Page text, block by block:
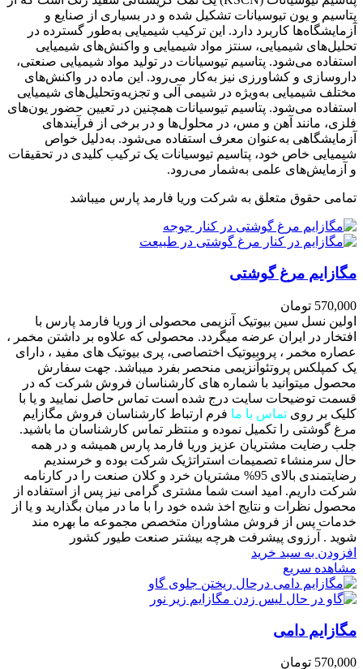
پتاسیم و یون تیوسیانات تشکیل شده و در بسیاری از صنایع و
آزمایشگاه‌ها کاربرد دارد. این ترکیب شیمیایی به‌طور گسترده در
تحلیل‌های شیمیایی، سنتز مواد شیمیایی و واکنش‌های شیمیایی
استفاده می‌شود. پتاسیم تیوسیانات در تولید مواد شیمیایی صنعتی،
داروسازی و کشاورزی نیز به‌کار می‌رود. این ماده در واکنش‌های
مختلف شیمیایی به‌ویژه در شیمی آلی و تجزیه‌وتحلیل‌های شیمیایی
استفاده می‌شود. پتاسیم تیوسیانات همچنین در تعیین حضور یون‌های
فلزی، مانند آهن و مس، در محلول‌ها و در برخی از فرآیندهای
آزمایشگاهی به‌عنوان معرف استفاده می‌شود. به‌دلیل خواص
شیمیایی خاص خود، پتاسیم تیوسیانات یک ترکیب کلیدی در تحقیقات
و آزمایش‌های علمی به‌شمار می‌رود.
تمامی حقوق متعلق به شرکت وریا فارمد پارس میباشد
مگازایم مرغ گوشتی
570,000 تومان
اولین نسل سین بیوتیک آنزیمی محصولی از وریا فارمد پارس با
افتخار در ایران عرضه میگردد. محصولی که علاوه بر داشتن مخمر ،
عصاره مخمر ، پروبیوتیک اختصاصی، پری بیوتیک های مفید ، دارای
یک کمپلکس پروتئوآنزیمی منحصر بفرد میباشد. جهت سفارش
محصول میتوانید با شماره های کارشناسان فروش شرکت که در
قسمت توضیحات سایت درج شده است تماس حاصل نمایید و یا با
کلیک بر روی تماس با ما فرم ارتباط کارشناسان فروش مگازایم
مرغ گوشتی را تکمیل نموده و منتظر تماس کارشناسان ما باشید.
جلب رضایت مشتریان عزیز وریا فارمد پارس همیشه و در همه
حال سرمنشاء تصمیمات استراتژیک شرکت بوده و خرسندیم
رضایتمندی بالای 95% مشتریان خرد و کلان صنعت را در کارنامه
شرکت داریم. امید است شما مشتری گرامی نیز پس از استفاده از
محصول نظرات و نتایج اخذ شده خود را با ما در میان بگذارید و یا از
خدمات پس از فروش مشاوران متخصص مجموعه ما بهره مند
شوید . آرزوی پیشرفت هرچه بیشتر صنعت طیور کشور
افزودن به سبد خرید
مشاهده سریع
مگازایم دامی
570,000 تومان